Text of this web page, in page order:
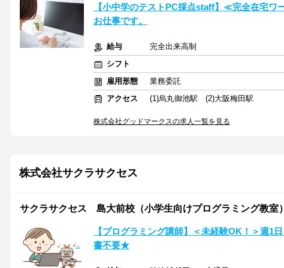
【小中学のテストPC採点staff】≪完全在宅ワ
お仕事です。
給与
完全出来高制
シフト
雇用形態
業務委託
アクセス
(1)烏丸御池駅 (2)大阪梅田駅
株式会社グッドマークスの求人一覧を見る
株式会社サクラサクセス
サクラサクセス 島大前校（小学生向けプログラミング教室）
【プログラミング講師】＜未経験OK！＞週1
書不要★